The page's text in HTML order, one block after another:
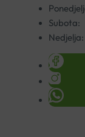
Subota:
Nedjelja: